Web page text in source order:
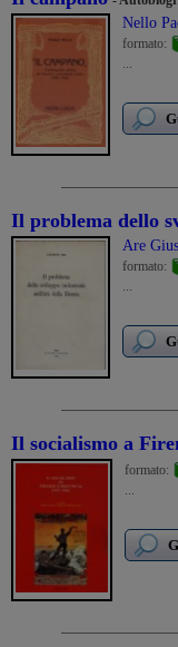
Nello
formato:
...
Il problema dello
Are
formato:
...
Il socialismo a
formato:
...